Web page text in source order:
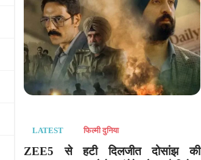
LATEST फिल्मी दुनिया
ZEE5 से हटी दिलजीत दोसांझ की